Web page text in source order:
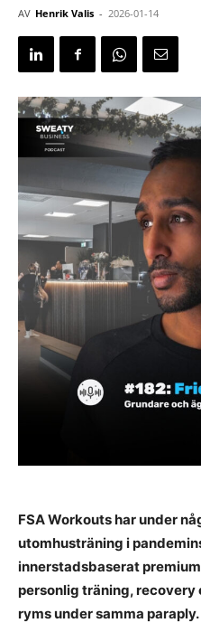
AV Henrik Valis - 2026-01-14
FSA Workouts har under
utomhusträning i
innerstadsbaserat
personlig träning, recovery
ryms under samma